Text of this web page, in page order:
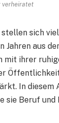
verheiratet
stellen sich
aus
mit ihrer
In
sie Beruf